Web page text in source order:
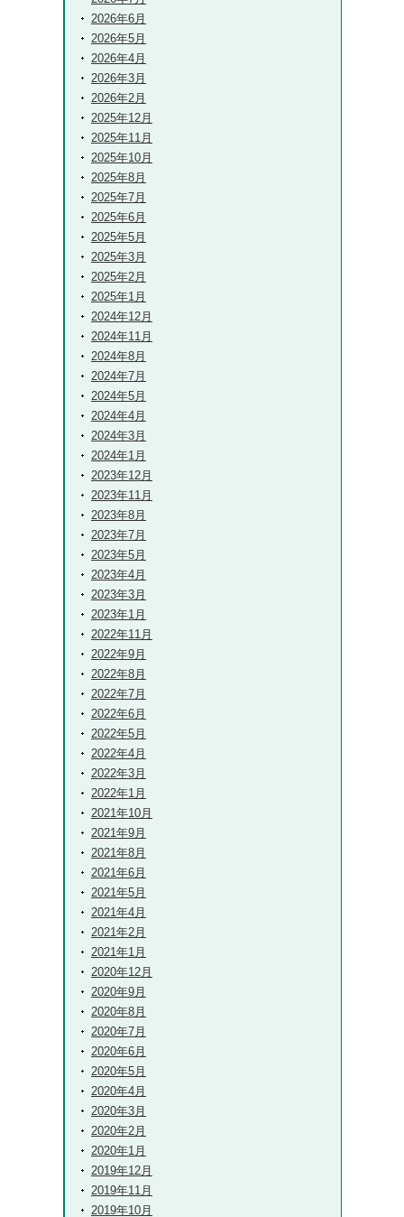
2026年6月
2026年5月
2026年4月
2026年3月
2026年2月
2025年12月
2025年11月
2025年10月
2025年8月
2025年7月
2025年6月
2025年5月
2025年3月
2025年2月
2025年1月
2024年12月
2024年11月
2024年8月
2024年7月
2024年5月
2024年4月
2024年3月
2024年1月
2023年12月
2023年11月
2023年8月
2023年7月
2023年5月
2023年4月
2023年3月
2023年1月
2022年11月
2022年9月
2022年8月
2022年7月
2022年6月
2022年5月
2022年4月
2022年3月
2022年1月
2021年10月
2021年9月
2021年8月
2021年6月
2021年5月
2021年4月
2021年2月
2021年1月
2020年12月
2020年9月
2020年8月
2020年7月
2020年6月
2020年5月
2020年4月
2020年3月
2020年2月
2020年1月
2019年12月
2019年11月
2019年10月